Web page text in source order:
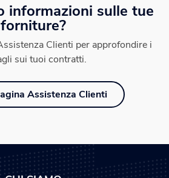
informazioni sulle tue
forniture?
Clienti per approfondire i
sui tuoi contratti.
Assistenza Clienti